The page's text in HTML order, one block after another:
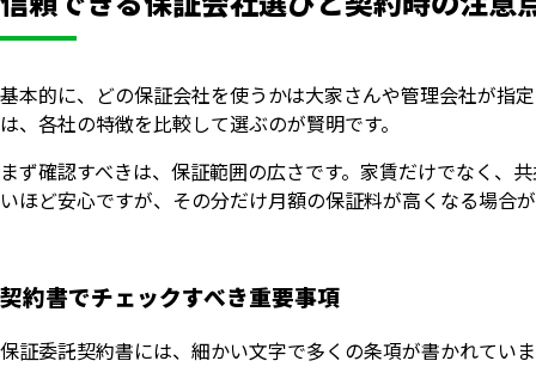
基本的に、どの保証会社を使うかは大家さんや管理会社が指
は、各社の特徴を比較して選ぶのが賢明です。
まず確認すべきは、保証範囲の広さです。家賃だけでなく、
いほど安心ですが、その分だけ月額の保証料が高くなる場合
契約書でチェックすべき重要事項
保証委託契約書には、細かい文字で多くの条項が書かれてい